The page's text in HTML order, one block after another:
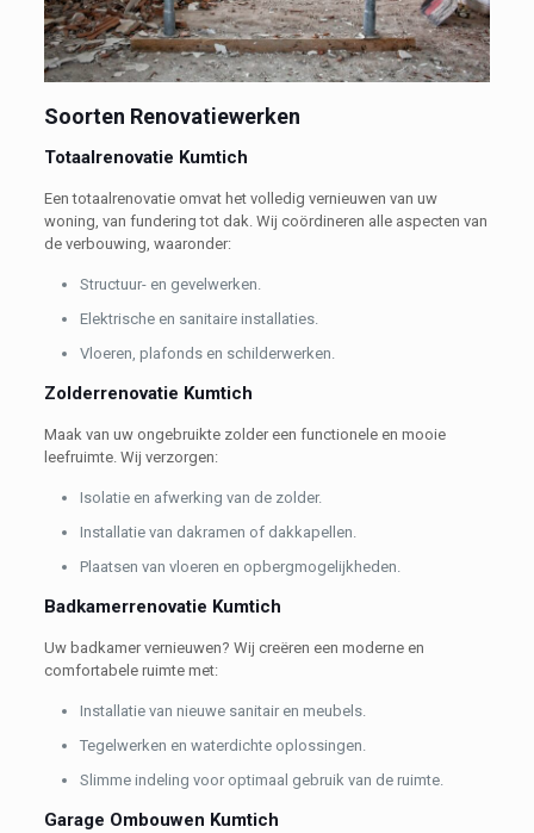
Soorten Renovatiewerken
Totaalrenovatie Kumtich
Een totaalrenovatie omvat het volledig vernieuwen van uw
woning, van fundering tot dak. Wij coördineren alle aspecten van
de verbouwing, waaronder:
Structuur- en gevelwerken.
Elektrische en sanitaire installaties.
Vloeren, plafonds en schilderwerken.
Zolderrenovatie Kumtich
Maak van uw ongebruikte zolder een functionele en mooie
leefruimte. Wij verzorgen:
Isolatie en afwerking van de zolder.
Installatie van dakramen of dakkapellen.
Plaatsen van vloeren en opbergmogelijkheden.
Badkamerrenovatie Kumtich
Uw badkamer vernieuwen? Wij creëren een moderne en
comfortabele ruimte met:
Installatie van nieuwe sanitair en meubels.
Tegelwerken en waterdichte oplossingen.
Slimme indeling voor optimaal gebruik van de ruimte.
Garage Ombouwen Kumtich